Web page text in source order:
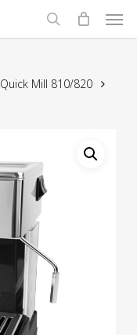
search
Quick Mill 810/820